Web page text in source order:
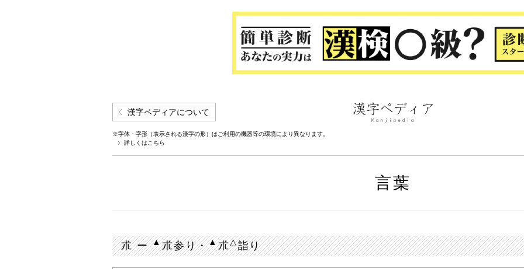
漢字ペディアについて
※字体・字形（表示される漢字の形）はご利用の機器等の環境により異なります。
詳しくはこちら
言葉
朮 ー▲朮参り・▲朮△詣り